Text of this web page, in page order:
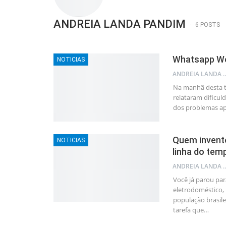
ANDREIA LANDA PANDIM 6 POSTS
NOTICIAS Whatsapp
Na manhã desta
relataram
dos problemas
NOTICIAS
Quem
linha do
Você já parou
eletrodoméstico,
população
tarefa que…